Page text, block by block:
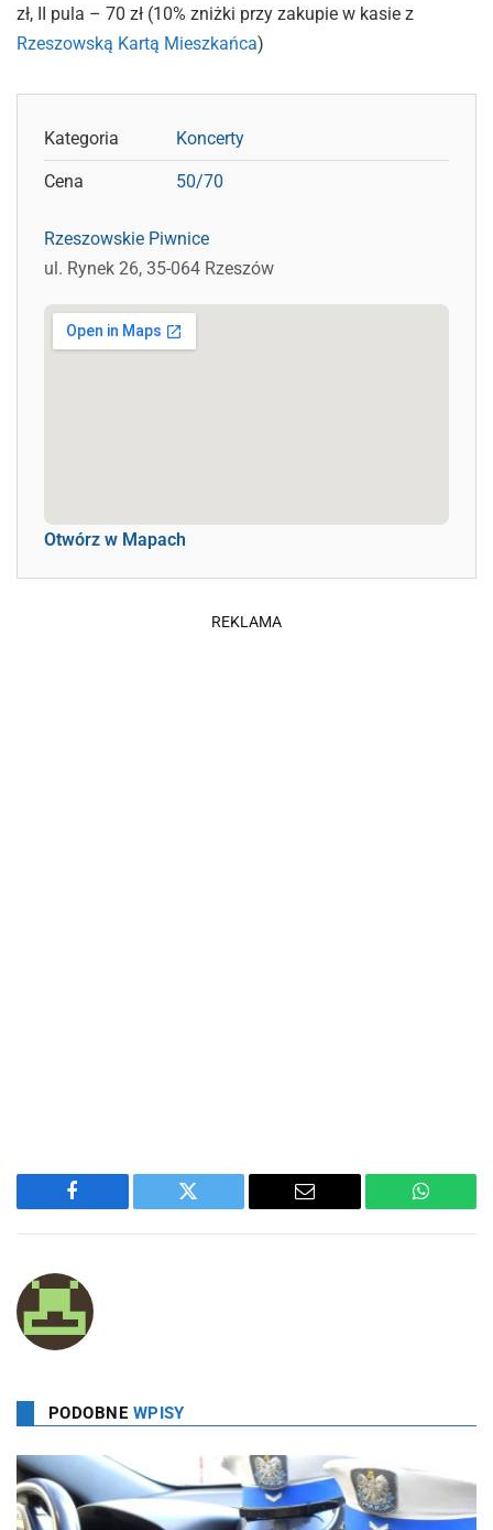
zł, II pula – 70 zł (10% zniżki przy zakupie w kasie z
Rzeszowską Kartą Mieszkańca)
Kategoria Koncerty
Cena 50/70
Rzeszowskie Piwnice
ul. Rynek 26, 35-064 Rzeszów
Otwórz w Mapach
REKLAMA
Facebook Twitter Email
PODOBNE WPISY